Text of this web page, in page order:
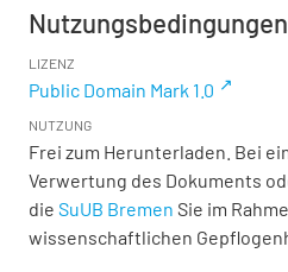
Nutzungsbedingungen
LIZENZ
Public Domain Mark 1.0
NUTZUNG
Frei zum Herunterladen. Bei
Verwertung des Dokuments
die SuUB Bremen Sie im
wissenschaftlichen